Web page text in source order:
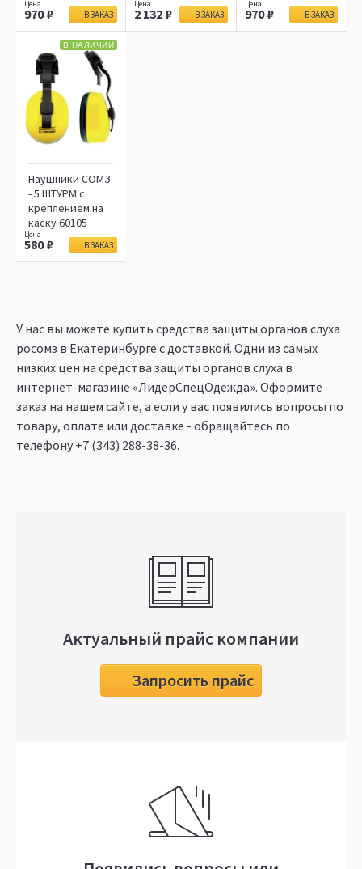
970 В ЗАКАЗ 2 132 В ЗАКАЗ 970 В ЗАКАЗ
Наушники СОМЗ
- 5 ШТУРМ с
креплением на
каску 60105
580 В ЗАКАЗ
В НАЛИЧИИ
У нас вы можете купить средства защиты органов слуха
росомз в Екатеринбурге c доставкой. Одни из самых
низких цен на средства защиты органов слуха в
интернет-магазине «ЛидерСпецОдежда». Оформите
заказ на нашем сайте, а если у вас появились вопросы по
товару, оплате или доставке - обращайтесь по
телефону +7 (343) 288-38-36.
Актуальный прайс компании
Запросить прайс